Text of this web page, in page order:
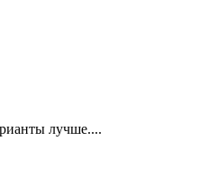
лучше....